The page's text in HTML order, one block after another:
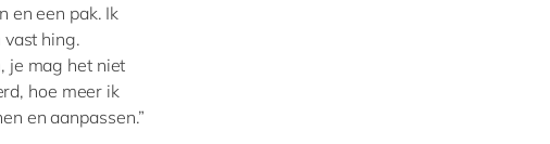
en een pak. Ik
hing.
je mag het niet
hoe meer ik
en aanpassen.”